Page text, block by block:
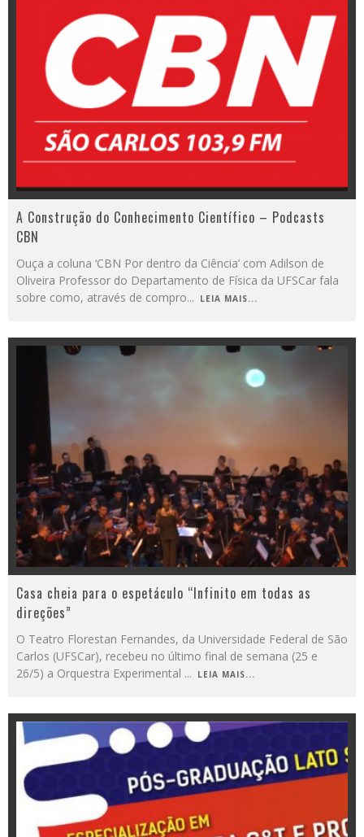
A Construção do Conhecimento Científico – Podcasts
CBN
Ouça a coluna ‘CBN Por dentro da Ciência’ com Adilson de
Oliveira Professor do Departamento de Física da UFSCar fala
sobre como, através de compro... LEIA MAIS...
Casa cheia para o espetáculo “Infinito em todas as
direções”
O Teatro Florestan Fernandes, da Universidade Federal de São
Carlos (UFSCar), recebeu no último final de semana (25 e
26/5) a Orquestra Experimental ... LEIA MAIS...